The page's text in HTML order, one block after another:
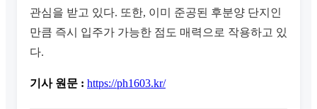
관심을 받고 있다. 또한, 이미 준공된 후분양 단지인
만큼 즉시 입주가 가능한 점도 매력으로 작용하고 있
다.
기사 원문 : https://ph1603.kr/